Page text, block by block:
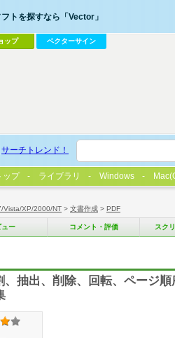
Vista/XP/2000/NT > 文書作成 > PDF
ュー コメント・評価 スク
、抽出、削除、回転、ページ
トを探すなら「Vector」
ップ ベクターサイン
サーチトレンド！
ップ ライブラリ Windows